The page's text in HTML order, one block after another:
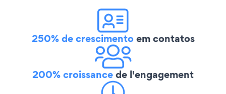
250% de crescimentoem contatos
200% croissancede l'engagement